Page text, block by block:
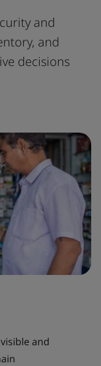
and
and
decisions
and